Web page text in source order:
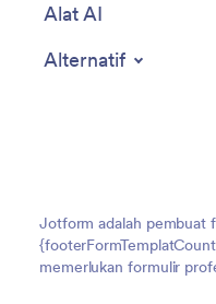
Alat AI
Alternatif
Jotform adalah pembuat
memerlukan formulir